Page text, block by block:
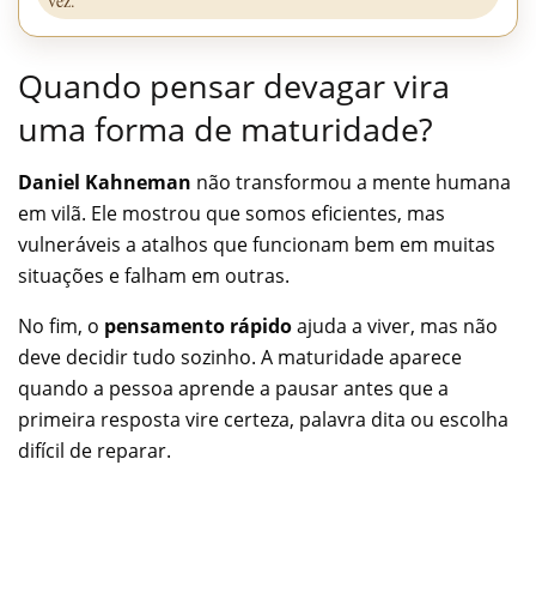
Quando pensar devagar vira
uma forma de maturidade?
Daniel Kahneman não transformou a mente humana
em vilã. Ele mostrou que somos eficientes, mas
vulneráveis a atalhos que funcionam bem em muitas
situações e falham em outras.
No fim, o pensamento rápidoajuda a viver, mas não
deve decidir tudo sozinho. A maturidade aparece
quando a pessoa aprende a pausar antes que a
primeira resposta vire certeza, palavra dita ou escolha
difícil de reparar.